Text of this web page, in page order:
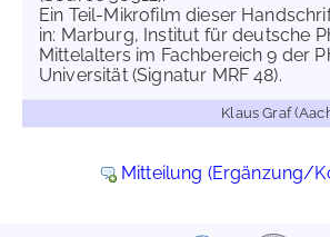
Ein Teil-Mikrofilm dieser
in: Marburg, Institut für deutsche
Mittelalters im Fachbereich 9 der
Universität (Signatur MRF 48).
Klaus Graf
Mitteilung (Ergänzung/